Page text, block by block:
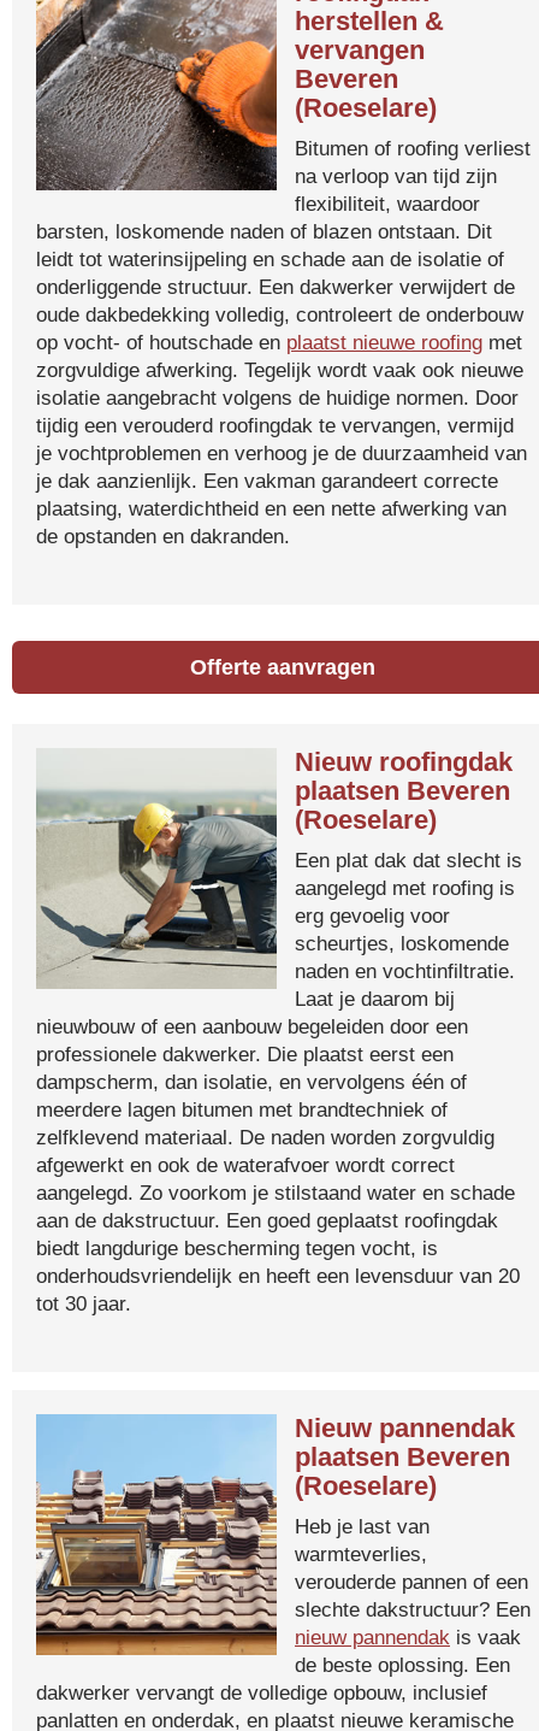
herstellen &
vervangen
Beveren
(Roeselare)
Bitumen of roofing verliest
na verloop van tijd zijn
flexibiliteit, waardoor
barsten, loskomende naden of blazen ontstaan. Dit
leidt tot waterinsijpeling en schade aan de isolatie of
onderliggende structuur. Een dakwerker verwijdert de
oude dakbedekking volledig, controleert de onderbouw
op vocht- of houtschade en plaatst nieuwe roofing met
zorgvuldige afwerking. Tegelijk wordt vaak ook nieuwe
isolatie aangebracht volgens de huidige normen. Door
tijdig een verouderd roofingdak te vervangen, vermijd
je vochtproblemen en verhoog je de duurzaamheid van
je dak aanzienlijk. Een vakman garandeert correcte
plaatsing, waterdichtheid en een nette afwerking van
de opstanden en dakranden.
Offerte aanvragen
Nieuw roofingdak
plaatsen Beveren
(Roeselare)
Een plat dak dat slecht is
aangelegd met roofing is
erg gevoelig voor
scheurtjes, loskomende
naden en vochtinfiltratie.
Laat je daarom bij
nieuwbouw of een aanbouw begeleiden door een
professionele dakwerker. Die plaatst eerst een
dampscherm, dan isolatie, en vervolgens één of
meerdere lagen bitumen met brandtechniek of
zelfklevend materiaal. De naden worden zorgvuldig
afgewerkt en ook de waterafvoer wordt correct
aangelegd. Zo voorkom je stilstaand water en schade
aan de dakstructuur. Een goed geplaatst roofingdak
biedt langdurige bescherming tegen vocht, is
onderhoudsvriendelijk en heeft een levensduur van 20
tot 30 jaar.
Nieuw pannendak
plaatsen Beveren
(Roeselare)
Heb je last van
warmteverlies,
verouderde pannen of een
slechte dakstructuur? Een
nieuw pannendak is vaak
de beste oplossing. Een
dakwerker vervangt de volledige opbouw, inclusief
panlatten en onderdak, en plaatst nieuwe keramische